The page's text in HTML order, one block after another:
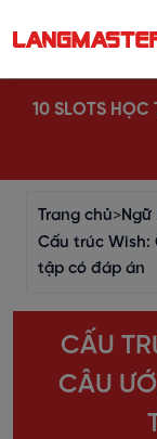
10 SLOTS HỌC
Trang chủ>Ngữ
Cấu trúc Wish:
tập có đáp án
CẤU
CÂU